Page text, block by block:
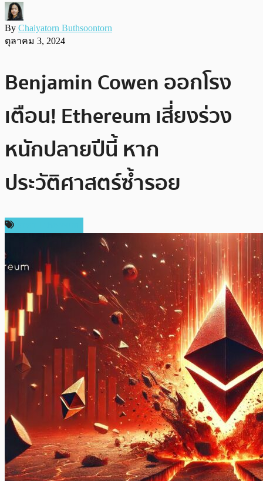
By Chaiyatorn Buthsoontorn
ตุลาคม 3, 2024
Benjamin Cowen ออกโรง
เตือน! Ethereum เสี่ยงร่วง
หนักปลายปีนี้ หาก
ประวัติศาสตร์ซ้ำรอย